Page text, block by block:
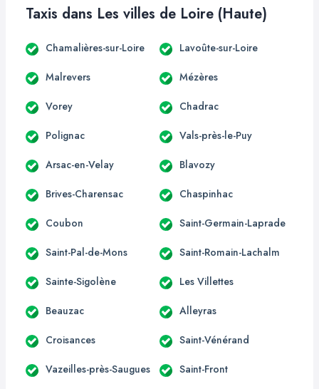
Taxis dans Les villes de Loire (Haute)
Chamalières-sur-Loire Lavoûte-sur-Loire
Malrevers Mézères
Vorey Chadrac
Polignac Vals-près-le-Puy
Arsac-en-Velay Blavozy
Brives-Charensac Chaspinhac
Coubon Saint-Germain-Laprade
Saint-Pal-de-Mons Saint-Romain-Lachalm
Sainte-Sigolène Les Villettes
Beauzac Alleyras
Croisances Saint-Vénérand
Vazeilles-près-Saugues Saint-Front